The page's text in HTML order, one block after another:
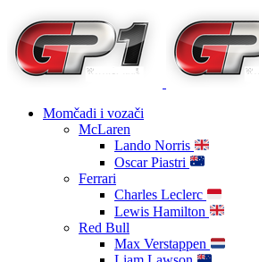
Momčadi i vozači
McLaren
Lando Norris
Oscar Piastri
Ferrari
Charles Leclerc
Lewis Hamilton
Red Bull
Max Verstappen